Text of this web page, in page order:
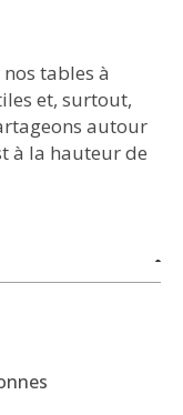
tables à
et, surtout,
autour
à la hauteur de